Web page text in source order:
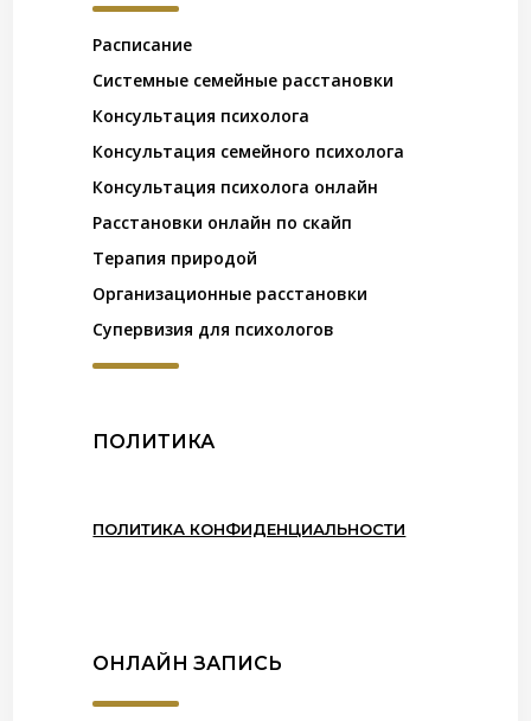
Расписание
Системные семейные расстановки
Консультация психолога
Консультация семейного психолога
Консультация психолога онлайн
Расстановки онлайн по скайп
Терапия природой
Организационные расстановки
Супервизия для психологов
ПОЛИТИКА
ПОЛИТИКА КОНФИДЕНЦИАЛЬНОСТИ
ОНЛАЙН ЗАПИСЬ